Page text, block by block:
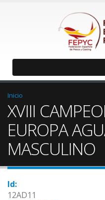
Inicio
XVIII
EUROPA
MASCULINO
Id:
12AD11